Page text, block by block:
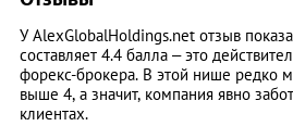
У AlexGlobalHoldings.net отзыв
составляет 4.4 балла – это
форекс-брокера. В этой нише редко
выше 4, а значит, компания явно
клиентах.